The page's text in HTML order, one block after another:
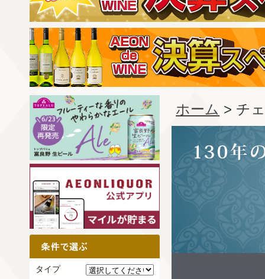
ホーム > チ
タイプ